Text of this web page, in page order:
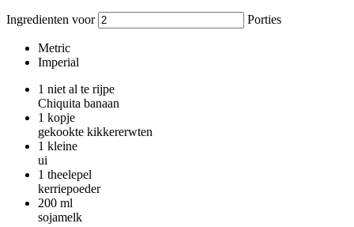
Ingredienten voor Porties
Metric
Imperial
1 niet al te rijpe
Chiquita banaan
1 kopje
gekookte kikkererwten
1 kleine
ui
1 theelepel
kerriepoeder
200 ml
sojamelk